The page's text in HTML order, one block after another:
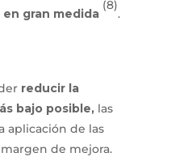
gran medida
(8)
.
reducir la
bajo posible,las
aplicación de las
de mejora.